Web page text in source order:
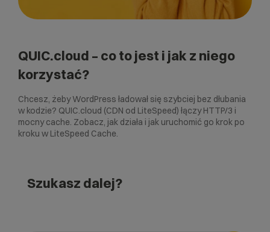
QUIC.cloud – co to jest i jak z niego
korzystać?
Chcesz, żeby WordPress ładował się szybciej bez dłubania
w kodzie? QUIC.cloud (CDN od LiteSpeed) łączy HTTP/3 i
mocny cache. Zobacz, jak działa i jak uruchomić go krok po
kroku w LiteSpeed Cache.
Szukasz dalej?